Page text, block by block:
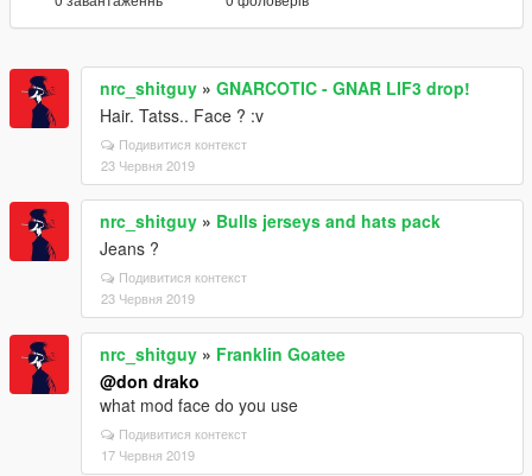
nrc_shitguy » GNARCOTIC - GNAR LIF3 drop!
Hair. Tatss.. Face ? :v
Подивитися контекст
23 Червня 2019
nrc_shitguy » Bulls jerseys and hats pack
Jeans ?
Подивитися контекст
23 Червня 2019
nrc_shitguy » Franklin Goatee
@don drako
what mod face do you use
Подивитися контекст
17 Червня 2019